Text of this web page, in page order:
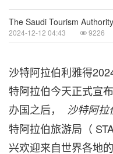
The Saudi Tourism Authority
2024-12-12 04:43 9226
沙特阿拉伯利雅得
特阿拉伯今天正式宣
办国之后，
沙特阿拉
特阿拉伯旅游局（
兴欢迎来自世界各地